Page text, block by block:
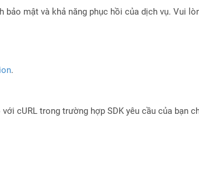
mật và khả năng phục hồi của dịch vụ. Vui
.
cURL trong trường hợp SDK yêu cầu của bạn